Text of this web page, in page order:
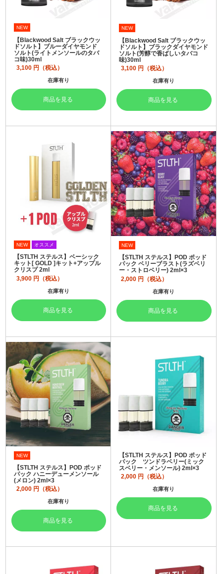
NEW
【Blackwood Salt ブラックウッ
ドソルト】ブルーダイヤモンド
ソルト(ライトメンソールのタバ
コ味)30ml
3,100 円（税込）
在庫有り
商品を見る
NEW
【Blackwood Salt ブラックウッ
ドソルト】ブラックダイヤモンド
ソルト(芳醇で香ばしいタバコ
味)30ml
3,100 円（税込）
在庫有り
商品を見る
NEW オススメ
【STLTH ステルス】ベーシック
キット[ GOLD ]キット+アップル
クリスプ 2ml
3,900 円（税込）
在庫有り
商品を見る
NEW
【STLTH ステルス】POD ポッド
パック ベリーブラスト(ラズベリ
ー・ストロベリー) 2ml×3
2,000 円（税込）
在庫有り
商品を見る
NEW
【STLTH ステルス】POD ポッド
パック ハニーデューメンソール
(メロン) 2ml×3
2,000 円（税込）
在庫有り
商品を見る
【STLTH ステルス】POD ポッド
パック ツンドラベリー(ミック
スベリー・メンソール) 2ml×3
2,000 円（税込）
在庫有り
商品を見る